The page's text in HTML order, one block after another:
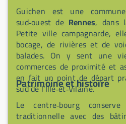
chaque jeudi de 16h à 19h
commerçants chaleureux.
Guichen est une
sud‑ouest de Rennes, dans
Petite ville campagnarde,
bocage, de rivières et de
balades. On y sent une
commerces de proximité et
en fait un point de départ
sud de l’Ille‑et‑Vilaine.
Patrimoine et histoire
Le centre‑bourg
traditionnelle avec des